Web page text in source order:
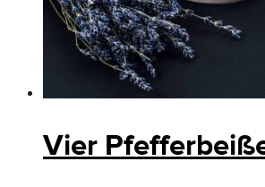
Vier